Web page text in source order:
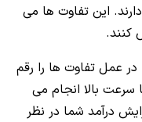
این تفاوت ها می
کنند.
عمل تفاوت ها را رقم
سرعت بالا انجام می
درآمد شما در نظر